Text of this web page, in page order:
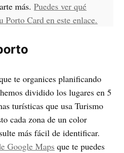
más.Puedes ver qué
Card en este enlace.
te organices planificando
dividido los lugares en 5
turísticas que usa Turismo
cada zona de un color
más fácil de identificar.
Google Maps que te puedes